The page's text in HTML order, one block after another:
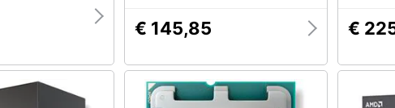
€ 145,85 €